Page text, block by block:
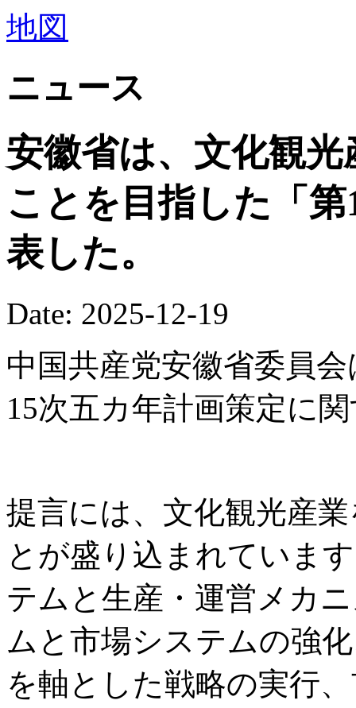
ニュース
安徽省は、文化観
ことを目指した「
表した。
Date: 2025-12-19
中国共産党安徽省委員
15次五カ年計画策定に
提言には、文化観光産
とが盛り込まれていま
テムと生産・運営メカ
ムと市場システムの強
を軸とした戦略の実行